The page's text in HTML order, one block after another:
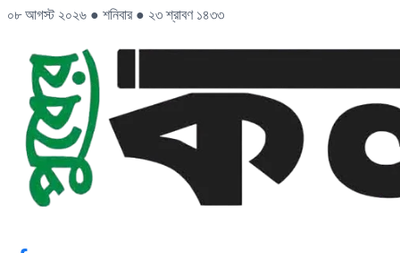
০৮ আগস্ট ২০২৬ ● শনিবার ● ২৩ শ্রাবণ ১৪৩৩